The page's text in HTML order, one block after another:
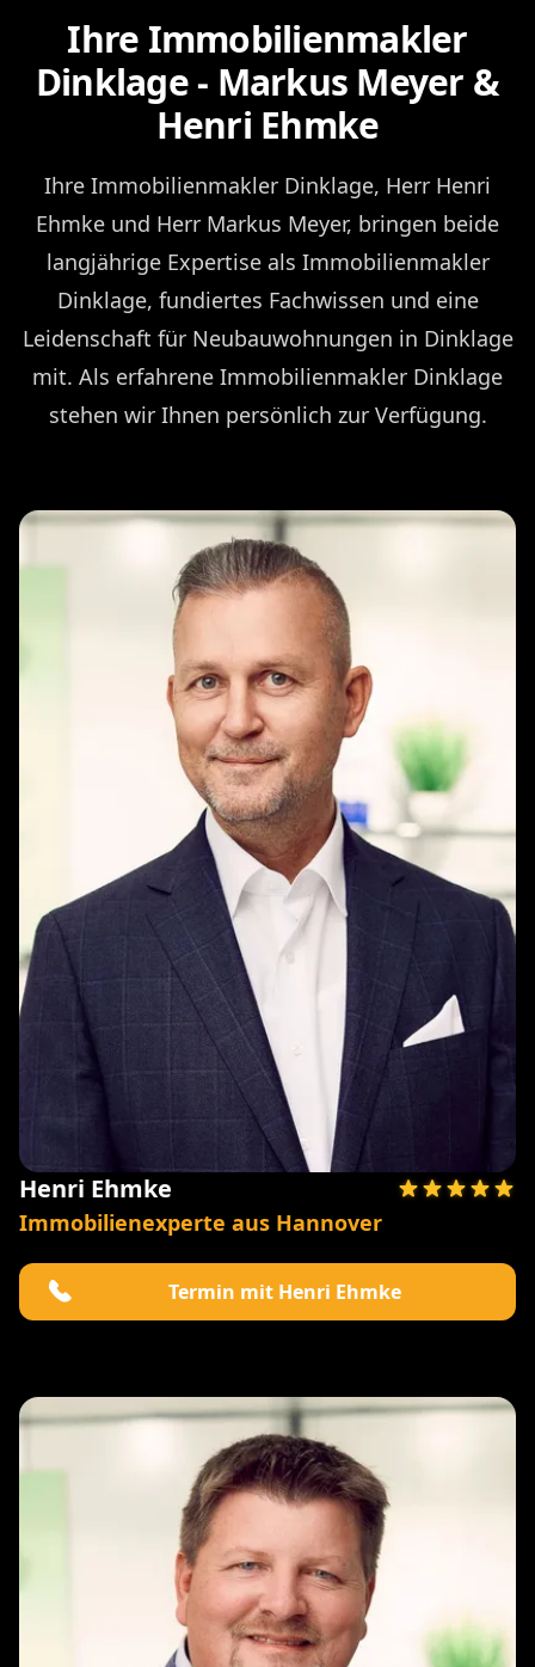
Ihre Immobilienmakler
Dinklage - Markus Meyer &
Henri Ehmke
Ihre Immobilienmakler Dinklage, Herr Henri
Ehmke und Herr Markus Meyer, bringen beide
langjährige Expertise als Immobilienmakler
Dinklage, fundiertes Fachwissen und eine
Leidenschaft für Neubauwohnungen in Dinklage
mit. Als erfahrene Immobilienmakler Dinklage
stehen wir Ihnen persönlich zur Verfügung.
Henri Ehmke
Immobilienexperte aus Hannover
Termin mit Henri Ehmke